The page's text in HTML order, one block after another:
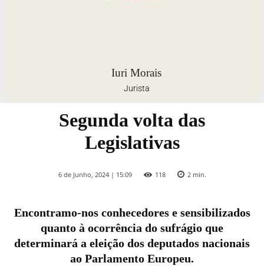
Iuri Morais
Jurista
Segunda volta das
Legislativas
6 de Junho, 2024 | 15:09 118 2min.
Encontramo-nos conhecedores e sensibilizados
quanto à ocorrência do sufrágio que
determinará a eleição dos deputados nacionais
ao Parlamento Europeu.